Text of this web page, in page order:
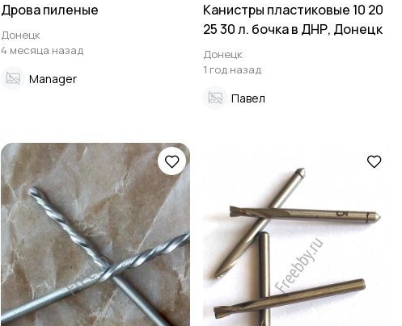
Дрова пиленые
Донецк
4 месяца назад
Manager
Канистры пластиковые 10 20
25 30 л. бочка в ДНР, Донецк
Донецк
1 год назад
Павел